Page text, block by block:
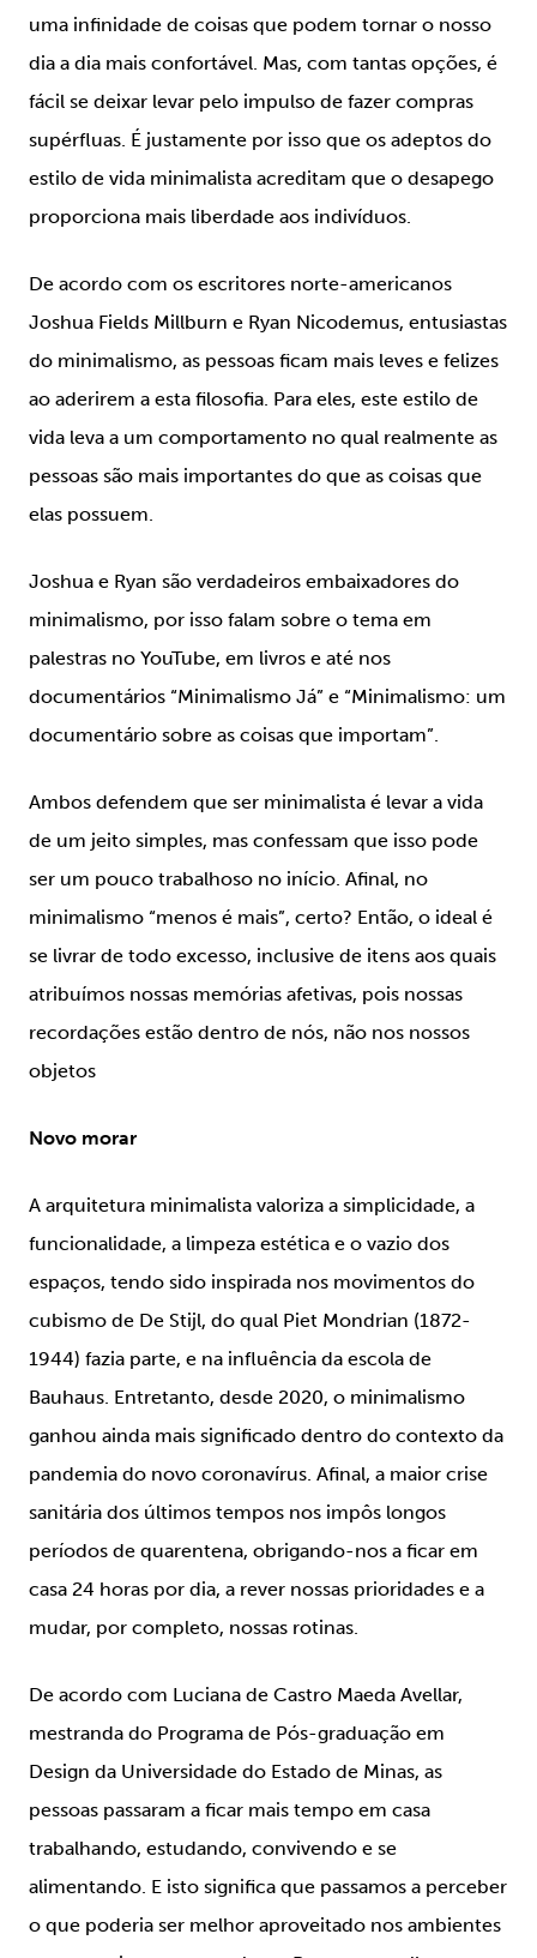
uma infinidade de coisas que podem tornar o nosso
dia a dia mais confortável. Mas, com tantas opções, é
fácil se deixar levar pelo impulso de fazer compras
supérfluas. É justamente por isso que os adeptos do
estilo de vida minimalista acreditam que o desapego
proporciona mais liberdade aos indivíduos.
De acordo com os escritores norte-americanos
Joshua Fields Millburn e Ryan Nicodemus, entusiastas
do minimalismo, as pessoas ficam mais leves e felizes
ao aderirem a esta filosofia. Para eles, este estilo de
vida leva a um comportamento no qual realmente as
pessoas são mais importantes do que as coisas que
elas possuem.
Joshua e Ryan são verdadeiros embaixadores do
minimalismo, por isso falam sobre o tema em
palestras no YouTube, em livros e até nos
documentários “Minimalismo Já” e “Minimalismo: um
documentário sobre as coisas que importam”.
Ambos defendem que ser minimalista é levar a vida
de um jeito simples, mas confessam que isso pode
ser um pouco trabalhoso no início. Afinal, no
minimalismo “menos é mais”, certo? Então, o ideal é
se livrar de todo excesso, inclusive de itens aos quais
atribuímos nossas memórias afetivas, pois nossas
recordações estão dentro de nós, não nos nossos
objetos
Novo morar
A arquitetura minimalista valoriza a simplicidade, a
funcionalidade, a limpeza estética e o vazio dos
espaços, tendo sido inspirada nos movimentos do
cubismo de De Stijl, do qual Piet Mondrian (1872-
1944) fazia parte, e na influência da escola de
Bauhaus. Entretanto, desde 2020, o minimalismo
ganhou ainda mais significado dentro do contexto da
pandemia do novo coronavírus. Afinal, a maior crise
sanitária dos últimos tempos nos impôs longos
períodos de quarentena, obrigando-nos a ficar em
casa 24 horas por dia, a rever nossas prioridades e a
mudar, por completo, nossas rotinas.
De acordo com Luciana de Castro Maeda Avellar,
mestranda do Programa de Pós-graduação em
Design da Universidade do Estado de Minas, as
pessoas passaram a ficar mais tempo em casa
trabalhando, estudando, convivendo e se
alimentando. E isto significa que passamos a perceber
o que poderia ser melhor aproveitado nos ambientes